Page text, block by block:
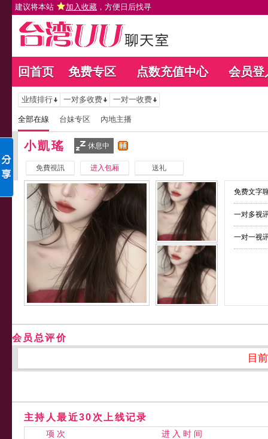
建议将本站 加入收藏 ，方便日后找寻
回首页 免费专区 点数充值中心 会员登
业绩排行 一对多收费 一对一收费
全部在線 台妹专区 內地主播
小凱瑤 休息中
免費視訊 进入包厢 送礼
免费文字
一对多视
一对一视
会员总评价
目
主持人最近30次上线记录
项 次 进 入 时 间